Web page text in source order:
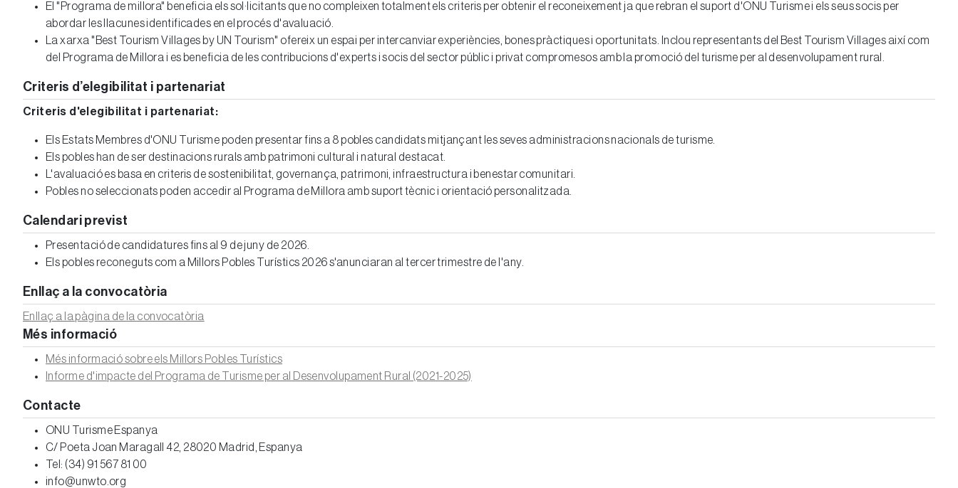
El "Programa de millora" beneficia els sol·licitants que no compleixen totalment els criteris per obtenir el reconeixement ja que rebran el suport d'ONU Turisme i els seus socis per
abordar les llacunes identificades en el procés d'avaluació.
La xarxa "Best Tourism Villages by UN Tourism" ofereix un espai per intercanviar experiències, bones pràctiques i oportunitats. Inclou representants del Best Tourism Villages així com
del Programa de Millora i es beneficia de les contribucions d'experts i socis del sector públic i privat compromesos amb la promoció del turisme per al desenvolupament rural.
Criteris d’elegibilitat i partenariat
Criteris d'elegibilitat i partenariat:
Els Estats Membres d'ONU Turisme poden presentar fins a 8 pobles candidats mitjançant les seves administracions nacionals de turisme.
Els pobles han de ser destinacions rurals amb patrimoni cultural i natural destacat.
L'avaluació es basa en criteris de sostenibilitat, governança, patrimoni, infraestructura i benestar comunitari.
Pobles no seleccionats poden accedir al Programa de Millora amb suport tècnic i orientació personalitzada.
Calendari previst
Presentació de candidatures fins al 9 de juny de 2026.
Els pobles reconeguts com a Millors Pobles Turístics 2026 s'anunciaran al tercer trimestre de l'any.
Enllaç a la convocatòria
Enllaç a la pàgina de la convocatòria
Més informació
Més informació sobre els Millors Pobles Turístics
Informe d'impacte del Programa de Turisme per al Desenvolupament Rural (2021-2025)
Contacte
ONU Turisme Espanya
C/ Poeta Joan Maragall 42, 28020 Madrid, Espanya
Tel: (34) 91 567 81 00
info@unwto.org